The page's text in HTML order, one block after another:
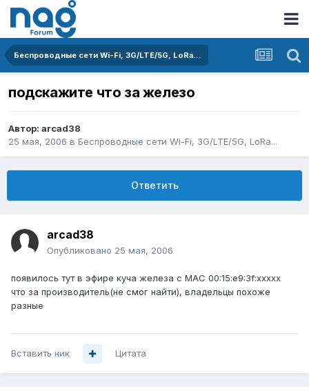
Беспроводные сети Wi-Fi, 3G/LTE/5G, LoRa...
подскажите что за железо
Автор: arcad38
25 мая, 2006 в Беспроводные сети Wi-Fi, 3G/LTE/5G, LoRa...
Ответить
arcad38
Опубликовано 25 мая, 2006
появилось тут в эфире куча железа с MAC 00:15:e9:3f:xxxxx
что за производитель(не смог найти), владельцы похоже
разные
Вставить ник Цитата